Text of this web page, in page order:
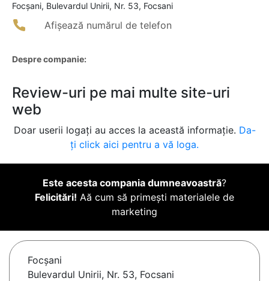
Focşani, Bulevardul Unirii, Nr. 53, Focsani
Afișează numărul de telefon
Despre companie:
Review-uri pe mai multe site-uri
web
Doar userii logați au acces la această informație. Da-
ți click aici pentru a vă loga.
Este acesta compania dumneavoastră?
Felicitări! Aă cum să primești materialele de
marketing
Focşani
Bulevardul Unirii, Nr. 53, Focsani